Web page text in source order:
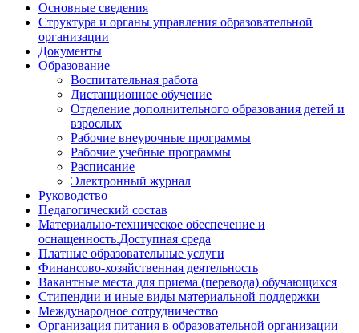
Основные сведения
Структура и органы управления образовательной
организации
Документы
Образование
Воспитательная работа
Дистанционное обучение
Отделение дополнительного образования детей и
взрослых
Рабочие внеурочные программы
Рабочие учебные программы
Расписание
Электронный журнал
Руководство
Педагогический состав
Материально-техническое обеспечение и
оснащенность.Доступная среда
Платные образовательные услуги
Финансово-хозяйственная деятельность
Вакантные места для приема (перевода) обучающихся
Стипендии и иные виды материальной поддержки
Международное сотрудничество
Организация питания в образовательной организации